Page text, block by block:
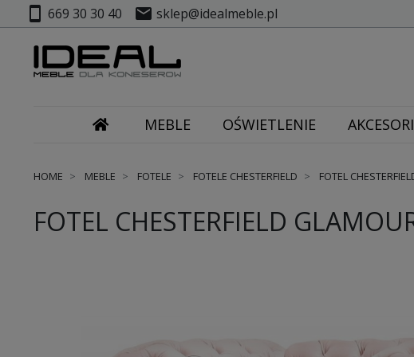
smartphone 669 30 30 40 mail sklep@idealmeble.pl
MEBLE OŚWIETLENIE
HOME MEBLE FOTELE FOTELE CHESTERFIELD FOTEL
FOTEL CHESTERFIELD